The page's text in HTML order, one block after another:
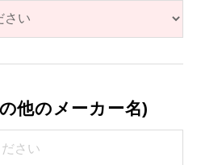
他のメーカー名)